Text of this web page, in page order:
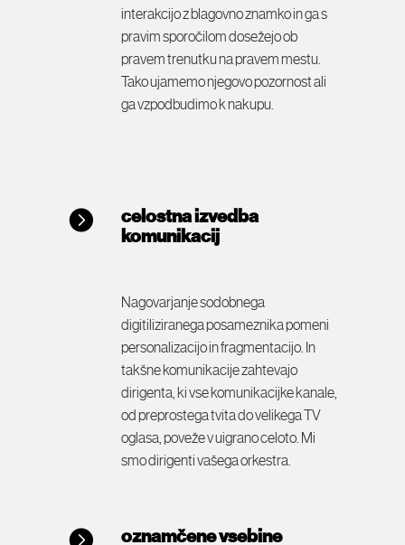
interakcijo z blagovno znamko in ga s
pravim sporočilom dosežejo ob
pravem trenutku na pravem mestu.
Tako ujamemo njegovo pozornost ali
ga vzpodbudimo k nakupu.
celostna izvedba
komunikacij
Nagovarjanje sodobnega
digitiliziranega posameznika pomeni
personalizacijo in fragmentacijo. In
takšne komunikacije zahtevajo
dirigenta, ki vse komunikacijke kanale,
od preprostega tvita do velikega TV
oglasa, poveže v uigrano celoto. Mi
smo dirigenti vašega orkestra.
oznamčene vsebine